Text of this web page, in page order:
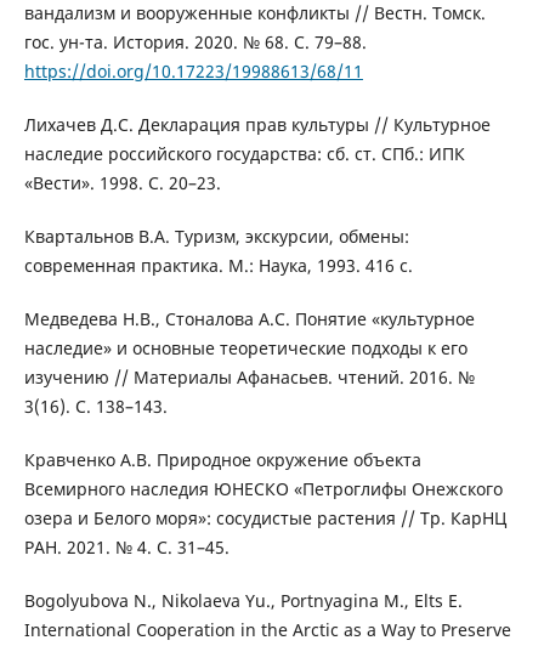
вандализм и вооруженные конфликты // Вестн. Томск.
гос. ун-та. История. 2020. № 68. C. 79–88.
https://doi.org/10.17223/19988613/68/11
Лихачев Д.С. Декларация прав культуры // Культурное
наследие российского государства: сб. ст. СПб.: ИПК
«Вести». 1998. C. 20–23.
Квартальнов В.А. Туризм, экскурсии, обмены:
современная практика. М.: Наука, 1993. 416 с.
Медведева Н.В., Стоналова А.С. Понятие «культурное
наследие» и основные теоретические подходы к его
изучению // Материалы Афанасьев. чтений. 2016. №
3(16). С. 138–143.
Кравченко А.В. Природное окружение объекта
Всемирного наследия ЮНЕСКО «Петроглифы Онежского
озера и Белого моря»: сосудистые растения // Тр. КарНЦ
РАН. 2021. № 4. С. 31–45.
Bogolyubova N., Nikolaeva Yu., Portnyagina M., Elts E.
International Cooperation in the Arctic as a Way to Preserve